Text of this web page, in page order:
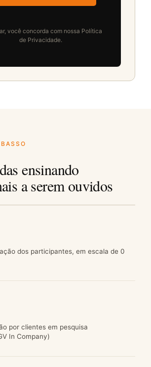
você concorda com nossa Política
de Privacidade.
ensinando
a serem ouvidos
dos participantes, em escala de 0
por clientes em pesquisa
In Company)